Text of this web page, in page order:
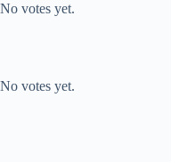
No votes yet.
No votes yet.